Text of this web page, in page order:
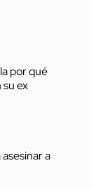
por qué
ex
a